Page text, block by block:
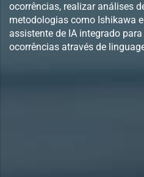
ocorrências, realizar análises
metodologias como Ishikawa
assistente de IA integrado
ocorrências através de